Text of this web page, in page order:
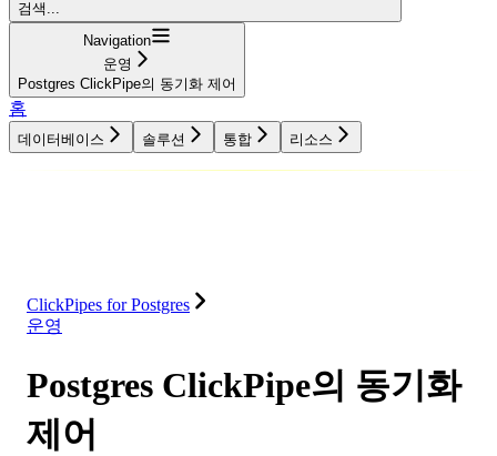
검색...
Navigation
운영
Postgres ClickPipe의 동기화 제어
홈
데이터베이스 솔루션 통합 리소스
ClickPipes for Postgres
운영
Postgres ClickPipe의 동기화
제어